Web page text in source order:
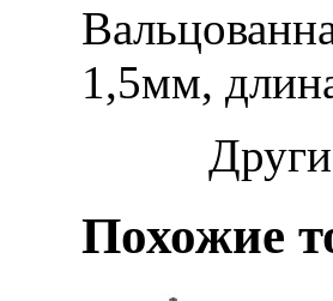
1,5мм,
Похожие